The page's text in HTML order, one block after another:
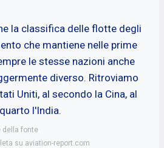
la classifica delle flotte degli
che mantiene nelle prime
le stesse nazioni anche
diverso. Ritroviamo
Uniti, al secondo la Cina, al
l'India.
della fonte
su aviation-report.com